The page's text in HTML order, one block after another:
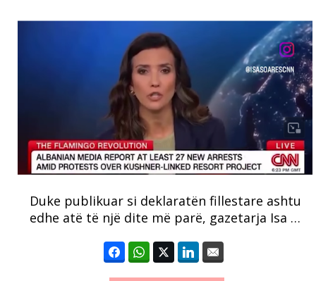
Duke publikuar si deklaratën fillestare ashtu
edhe atë të një dite më parë, gazetarja Isa …